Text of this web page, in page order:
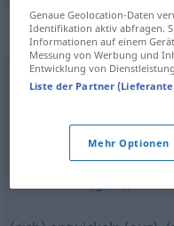
(jemanden) verfolgen
gehorchen
nachstellen (geh.)
Genaue Geolocation-Daten
Identifikation aktiv abfragen.
Informationen auf einem
Messung von Werbung und
Entwicklung von
Liste der Partner
Mehr Optionen